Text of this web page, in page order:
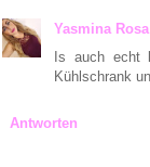
Yasmina
Is auch echt
Kühlschrank
Antworten